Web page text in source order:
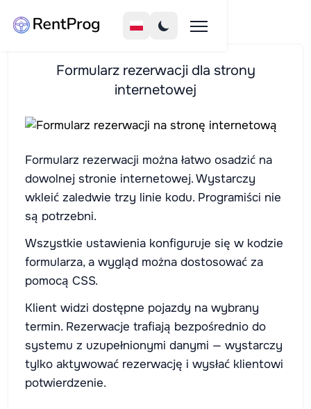
Formularz rezerwacji dla strony
internetowej
Formularz rezerwacji można łatwo osadzić na
dowolnej stronie internetowej. Wystarczy
wkleić zaledwie trzy linie kodu. Programiści nie
są potrzebni.
Wszystkie ustawienia konfiguruje się w kodzie
formularza, a wygląd można dostosować za
pomocą CSS.
Klient widzi dostępne pojazdy na wybrany
termin. Rezerwacje trafiają bezpośrednio do
systemu z uzupełnionymi danymi — wystarczy
tylko aktywować rezerwację i wysłać klientowi
potwierdzenie.